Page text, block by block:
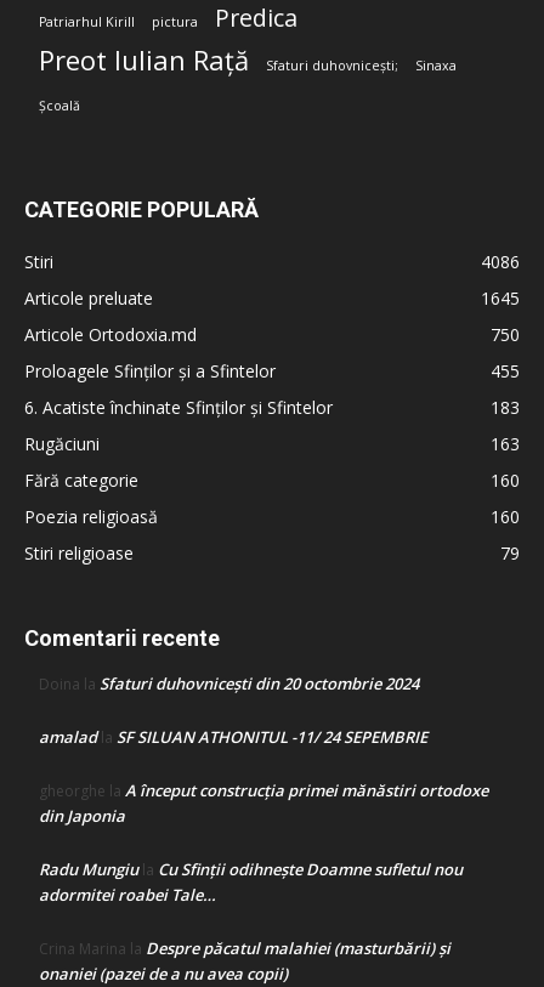
Patriarhul Kirill pictura Predica
Preot Iulian Rață Sfaturi duhovnicești; Sinaxa
Școală
CATEGORIE POPULARĂ
Stiri
4086
Articole preluate
1645
Articole Ortodoxia.md
750
Proloagele Sfinților și a Sfintelor
455
6. Acatiste închinate Sfinților și Sfintelor
183
Rugăciuni
163
Fără categorie
160
Poezia religioasă
160
Stiri religioase
79
Comentarii recente
Doina la Sfaturi duhovnicești din 20 octombrie 2024
amaladla SF SILUAN ATHONITUL -11/ 24 SEPEMBRIE
gheorghe la A început construcţia primei mănăstiri ortodoxe
din Japonia
Radu Mungiula Cu Sfinții odihnește Doamne sufletul nou
adormitei roabei Tale…
Crina Marina la Despre păcatul malahiei (masturbării) şi
onaniei (pazei de a nu avea copii)